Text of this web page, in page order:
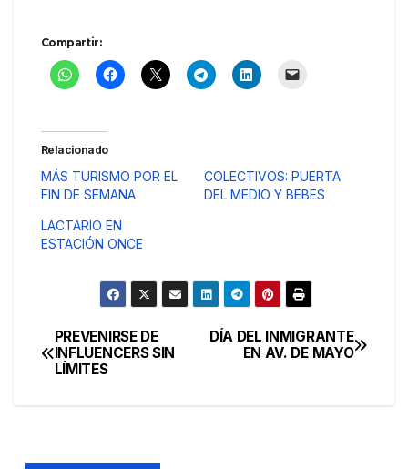
Compartir:
Relacionado
MÁS TURISMO POR EL
FIN DE SEMANA
COLECTIVOS: PUERTA
DEL MEDIO Y BEBES
LACTARIO EN
ESTACIÓN ONCE
Navegación
de
DÍA DEL INMIGRANTE
EN AV. DE MAYO
PREVENIRSE DE
INFLUENCERS SIN
LÍMITES